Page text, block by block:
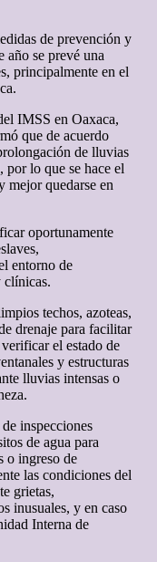
de prevención y
año se prevé una
principalmente en el
IMSS en Oaxaca,
que de acuerdo
de lluvias
por lo que se hace el
mejor quedarse en
oportunamente
entorno de
clínicas.
techos, azoteas,
drenaje para facilitar
el estado de
y estructuras
lluvias intensas o
inspecciones
de agua para
o ingreso de
las condiciones del
grietas,
inusuales, y en caso
Interna de